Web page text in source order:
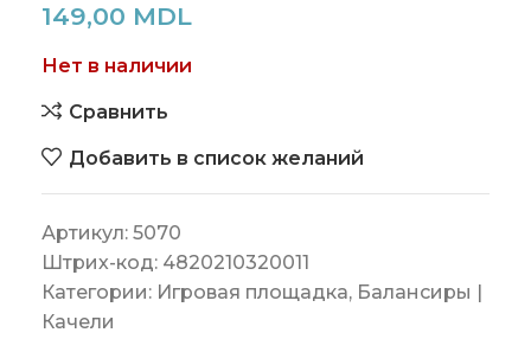
149,00 MDL
Нет в наличии
Сравнить
Добавить в список желаний
Артикул: 5070
Штрих-код: 4820210320011
Категории: Игровая площадка, Балансиры |
Качели